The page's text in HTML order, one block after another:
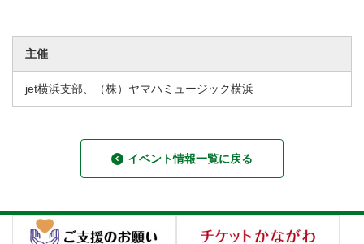
主催
jet横浜支部、（株）ヤマハミュージック横浜
イベント情報一覧に戻る